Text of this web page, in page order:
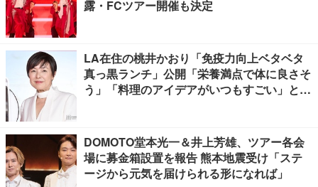
露・FCツアー開催も決定
LA在住の桃井かおり「免疫力向上ベタベタ
真っ黒ランチ」公開「栄養満点で体に良さそ
う」「料理のアイデアがいつもすごい」と反
DOMOTO堂本光一＆井上芳雄、ツアー各会
場に募金箱設置を報告 熊本地震受け「ステ
ージから元気を届けられる形になれば」